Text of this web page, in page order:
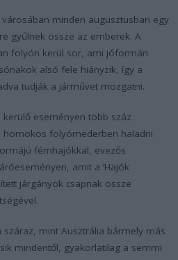
minden augusztusban egy
gyűlnek össze az emberek. A
folyón kerül sor, ami jóformán
alsó fele hiányzik, így a
tudják a járművet mozgatni.
eseményen több száz
homokos folyómederben haladni
fémhajókkal, evezős
amit a ’Hajók
járgányok csapnak össze
mint Ausztrália bármely más
mindentől, gyakorlatilag a semmi